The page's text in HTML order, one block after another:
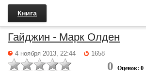
Книга
Гайджин - Марк Олден
4 ноября 2013, 22:44 1658
0 Оценок: 0